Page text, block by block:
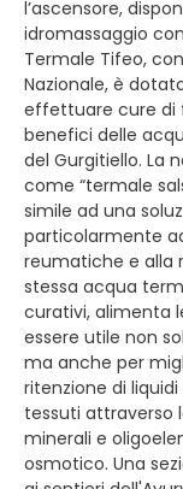
l’ascensore,
idromassaggio
Termale Tifeo,
Nazionale, è
effettuare cure di
benefici delle
del Gurgitiello. La
come “termale
simile ad una
particolarmente
reumatiche e alla
stessa acqua
curativi, alimenta
essere utile non
ma anche per
ritenzione di
tessuti attraverso
minerali e
osmotico. Una